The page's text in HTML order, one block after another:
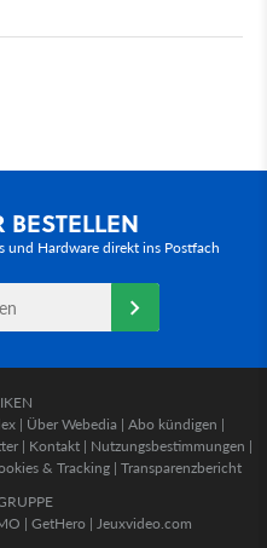
BESTELLEN
und Hardware direkt ins Postfach
| Über Webedia | Abo kündigen |
| Kontakt | Nutzungsbestimmungen |
& Tracking | Transparenzbericht
| GetHero | Jeuxvideo.com